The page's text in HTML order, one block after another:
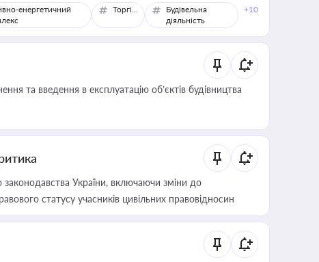
енергетичний
Торгівля
Будівельна
діяльність
+10
та введення в експлуатацію об’єктів будівництва
України, включаючи зміни до
статусу учасників цивільних правовідносин